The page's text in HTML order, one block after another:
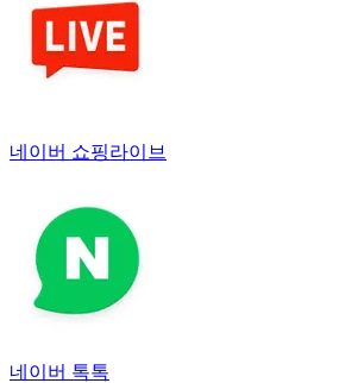
네이버 쇼핑라이브
네이버 톡톡